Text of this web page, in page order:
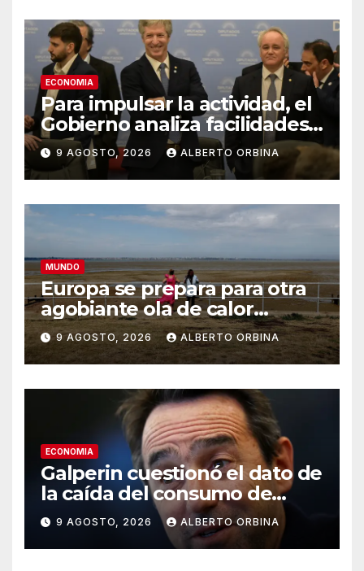
ECONOMIA
Para impulsar la actividad, el
Gobierno analiza facilidades
para que los bancos puedan
prestar dólares
9 AGOSTO, 2026 ALBERTO ORBINA
MUNDO
Europa se prepara para otra
agobiante ola de calor
extremo, la quinta desde
mayo
9 AGOSTO, 2026 ALBERTO ORBINA
ECONOMIA
Galperin cuestionó el dato de
la caída del consumo de
CAME y Milei lo respaldó
9 AGOSTO, 2026 ALBERTO ORBINA